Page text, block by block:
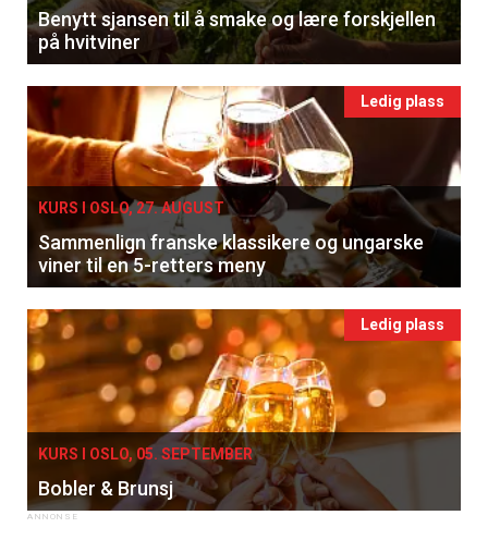
Benytt sjansen til å smake og lære forskjellen
på hvitviner
Ledig plass
KURS I OSLO, 27. AUGUST
Sammenlign franske klassikere og ungarske
viner til en 5-retters meny
Ledig plass
KURS I OSLO, 05. SEPTEMBER
Bobler & Brunsj